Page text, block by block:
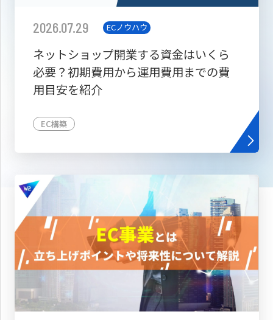
2026.07.29 ECノウハウ
ネットショップ開業する資金はいくら
必要？初期費用から運用費用までの費
用目安を紹介
EC構築